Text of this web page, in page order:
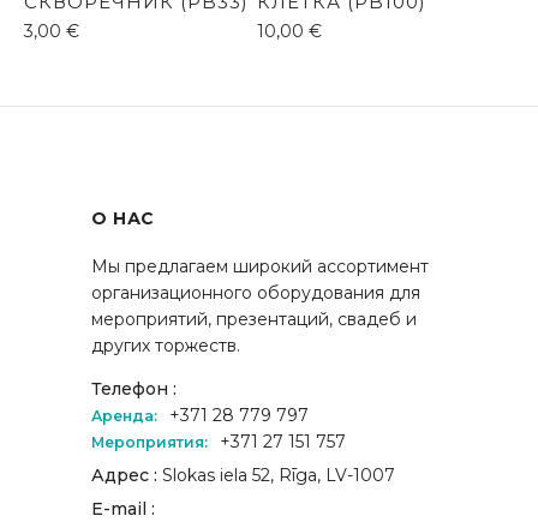
3,00 € 10,00 €
О НАС
Мы предлагаем широкий ассортимент
организационного оборудования для
мероприятий, презентаций, свадеб и
других торжеств.
Телефон :
Аренда: +371 28 779 797
Мероприятия:
+371 27 151 757
Адрес : Slokas iela 52, Rīga, LV-1007
E-mail :